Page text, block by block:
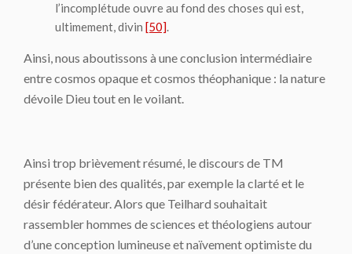
l’incomplétude ouvre au fond des choses qui est,
ultimement, divin [50].
Ainsi, nous aboutissons à une conclusion intermédiaire
entre cosmos opaque et cosmos théophanique : la nature
dévoile Dieu tout en le voilant.
Ainsi trop brièvement résumé, le discours de TM
présente bien des qualités, par exemple la clarté et le
désir fédérateur. Alors que Teilhard souhaitait
rassembler hommes de sciences et théologiens autour
d’une conception lumineuse et naïvement optimiste du